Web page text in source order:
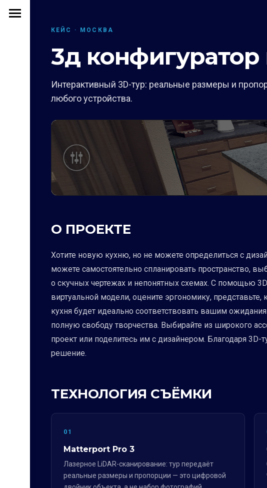
КЕЙС · МОСКВА
3д конфигуратор
Интерактивный 3D-тур: реальные размеры и
любого устройства.
О ПРОЕКТЕ
Хотите новую кухню, но не можете определиться с
можете самостоятельно спланировать пространство,
о скучных чертежах и непонятных схемах. С помощью
виртуальной модели, оцените эргономику,
кухня будет идеально соответствовать вашим
полную свободу творчества. Выбирайте из широкого
проект или поделитесь им с дизайнером. Благодаря
решение.
ТЕХНОЛОГИЯ СЪЁМКИ
01
Matterport Pro 3
Лазерное LiDAR-сканирование: тур передаёт
реальные размеры и пропорции — это цифровой